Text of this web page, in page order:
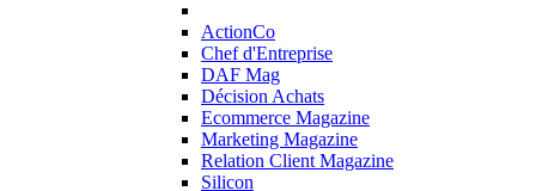
ActionCo
Chef d'Entreprise
DAF Mag
Décision Achats
Ecommerce Magazine
Marketing Magazine
Relation Client Magazine
Silicon